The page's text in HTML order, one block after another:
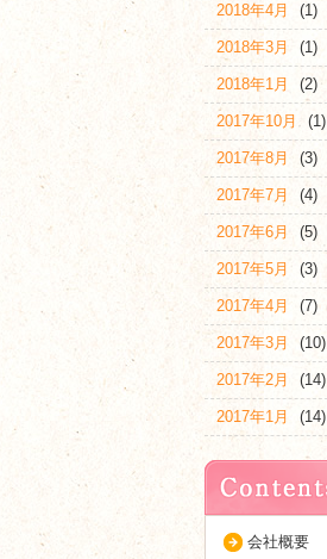
2018年4月 (1)
2018年3月 (1)
2018年1月 (2)
2017年10月 (1)
2017年8月 (3)
2017年7月 (4)
2017年6月 (5)
2017年5月 (3)
2017年4月 (7)
2017年3月 (10)
2017年2月 (14)
2017年1月 (14)
会社概要